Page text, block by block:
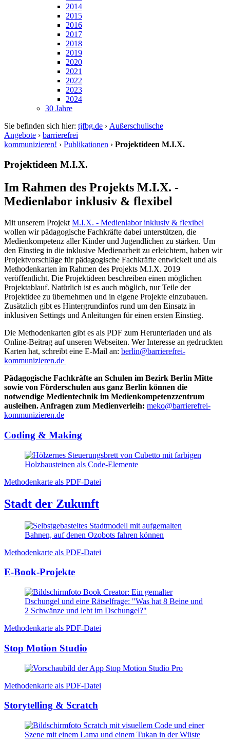
2014
2015
2016
2017
2018
2019
2020
2021
2022
2023
2024
30 Jahre
Sie befinden sich hier: tjfbg.de › Außerschulische
Angebote › barrierefrei
kommunizieren! › Publikationen › Projektideen M.I.X.
Projektideen M.I.X.
Im Rahmen des Projekts M.I.X. -
Medienlabor inklusiv & flexibel
Mit unserem ProjektM.I.X. - Medienlabor inklusiv & flexibel
wollen wir pädagogische Fachkräfte dabei unterstützen, die
Medienkompetenz aller Kinder und Jugendlichen zu stärken. Um
den Einstieg in die inklusive Medienarbeit zu erleichtern, haben wir
Projektvorschläge für pädagogische Fachkräfte entwickelt und als
Methodenkarten im Rahmen des Projekts M.I.X. 2019
veröffentlicht. Die Projektideen beschreiben einen möglichen
Projektablauf. Natürlich ist es auch möglich, nur Teile der
Projektidee zu übernehmen und in eigene Projekte einzubauen.
Zusätzlich gibt es Hintergrundinfos rund um den Einsatz in
inklusiven Settings und Anleitungen für einen ersten Einstieg.
Die Methodenkarten gibt es als PDF zum Herunterladen und als
Online-Beitrag auf unseren Webseiten. Wer Interesse an gedruckten
Karten hat, schreibt eine E-Mail an: berlin@barrierefrei-
kommunizieren.de
Pädagogische Fachkräfte an Schulen im Bezirk Berlin Mitte
sowie von Förderschulen aus ganz Berlin können die
notwendige Medientechnik im Medienkompetenzzentrum
ausleihen. Anfragen zum Medienverleih: meko@barrierefrei-
kommunizieren.de
Coding & Making
Methodenkarte als PDF-Datei
Stadt der Zukunft
Methodenkarte als PDF-Datei
E-Book-Projekte
Methodenkarte als PDF-Datei
Stop Motion Studio
Methodenkarte als PDF-Datei
Storytelling & Scratch